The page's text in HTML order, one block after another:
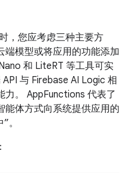
，您应考虑三种主要方
端模型或将应用的功能添加
和 LiteRT 等工具可实
与 Firebase AI Logic 相
。 AppFunctions 代表了
能体方式向系统提供应用的
。